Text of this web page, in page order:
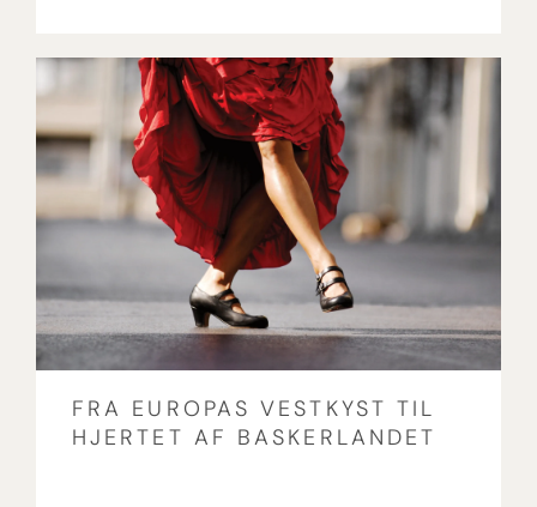
FRA EUROPAS VESTKYST TIL
HJERTET AF BASKERLANDET